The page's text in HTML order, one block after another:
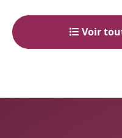
Voir